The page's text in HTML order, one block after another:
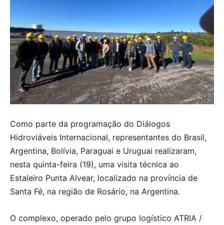
Como parte da programação do Diálogos
Hidroviáveis Internacional, representantes do Brasil,
Argentina, Bolívia, Paraguai e Uruguai realizaram,
nesta quinta-feira (19), uma visita técnica ao
Estaleiro Punta Alvear, localizado na província de
Santa Fé, na região de Rosário, na Argentina.
O complexo, operado pelo grupo logístico ATRIA /